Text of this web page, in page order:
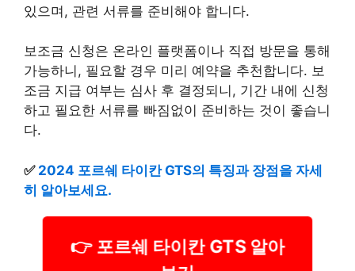
있으며, 관련 서류를 준비해야 합니다.
보조금 신청은 온라인 플랫폼이나 직접 방문을 통해
가능하니, 필요할 경우 미리 예약을 추천합니다. 보
조금 지급 여부는 심사 후 결정되니, 기간 내에 신청
하고 필요한 서류를 빠짐없이 준비하는 것이 좋습니
다.
✅ 2024 포르쉐 타이칸 GTS의 특징과 장점을 자세
히 알아보세요.
👉 포르쉐 타이칸 GTS 알아